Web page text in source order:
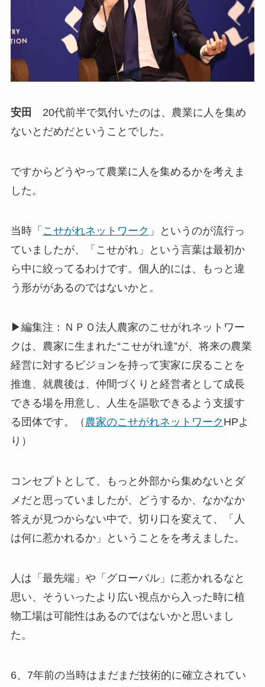
安田
20代前半で気付いたのは、農業に人を集め
ないとだめだということでした。
ですからどうやって農業に人を集めるかを考えま
した。
当時「 こせがれネットワーク 」というのが流行っ
ていましたが、「こせがれ」という言葉は最初か
ら中に絞ってるわけです。個人的には、もっと違
う形ががあるのではないかと。
▶編集注：ＮＰＯ法人農家のこせがれネットワー
クは、農家に生まれた“こせがれ達”が、将来の農業
経営に対するビジョンを持って実家に戻ることを
推進、就農後は、仲間づくりと経営者として成長
できる場を用意し、人生を謳歌できるよう支援す
る団体です。（ 農家のこせがれネットワーク HPよ
り）
コンセプトとして、もっと外部から集めないとダ
メだと思っていましたが、どうするか、なかなか
答えが見つからない中で、切り口を変えて、「人
は何に惹かれるか」ということをを考えました。
人は「最先端」や「グローバル」に惹かれるなと
思い、そういったより広い視点から入った時に植
物工場は可能性はあるのではないかと思いまし
た。
6、7年前の当時はまだまだ技術的に確立されてい